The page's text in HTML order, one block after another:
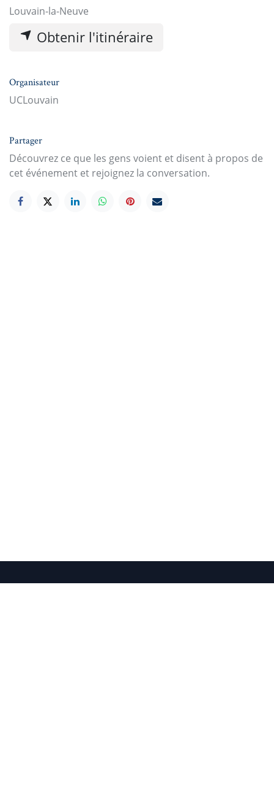
Louvain-la-Neuve
Obtenir l'itinéraire
Organisateur
UCLouvain
Partager
Découvrez ce que les gens voient et disent à propos de
cet événement et rejoignez la conversation.